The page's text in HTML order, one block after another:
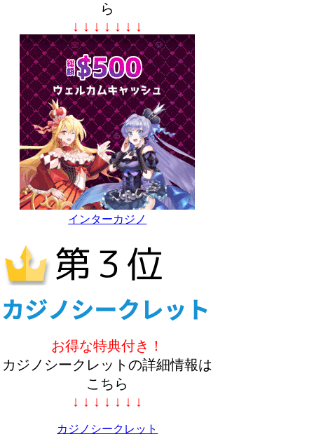
ら
↓ ↓ ↓ ↓ ↓ ↓ ↓
インターカジノ
お得な特典付き！
カジノシークレットの詳細情報は
こちら
↓ ↓ ↓ ↓ ↓ ↓ ↓
カジノシークレット